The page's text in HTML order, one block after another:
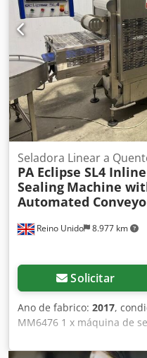
Reino Unido 8.977 km
Seladora Linear a
PA Eclipse SL4
Sealing Machine
Automated
Solicitar
Ano de fabrico: 2017,
MM6476 1 x máquina de
Eclipse SL4, fabricada
2017, fornecida com 1 x